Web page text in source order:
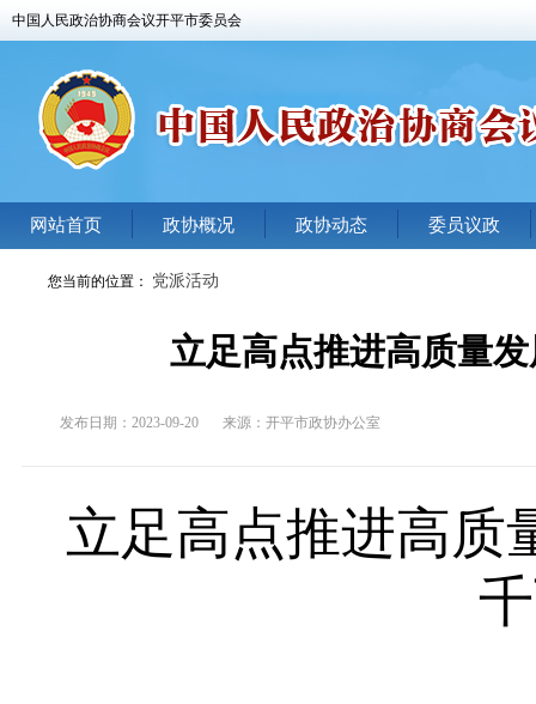
中国人民政治协商会议开平市委员会
网站首页 政协概况 政协动态 委员议政
您当前的位置： 党派活动
立足高点推进高质量
发布日期：2023-09-20 来源： 开平市政协办公室
立足高点推进高质